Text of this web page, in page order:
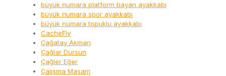
büyük numara platform bayan ayakkabı
büyük numara spor ayakkabı
büyük numara topuklu ayakkabı
CacheFly
Çağatay Akman
Çağlar Dursun
Çağler Eğer
Çalışma Masam